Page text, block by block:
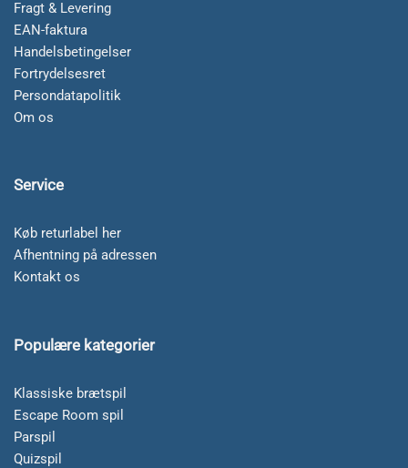
Fragt & Levering
EAN-faktura
Handelsbetingelser
Fortrydelsesret
Persondatapolitik
Om os
Service
Køb returlabel her
Afhentning på adressen
Kontakt os
Populære kategorier
Klassiske brætspil
Escape Room spil
Parspil
Quizspil